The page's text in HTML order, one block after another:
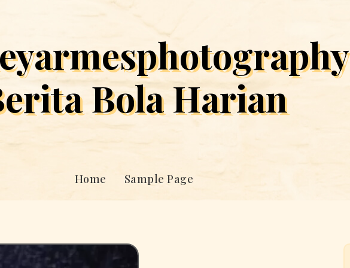
Bola Harian
Home Sample Page